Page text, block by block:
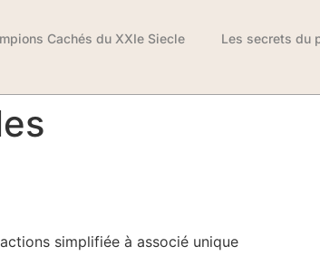
Cachés du XXIe Siecle Les secrets du
simplifiée à associé unique